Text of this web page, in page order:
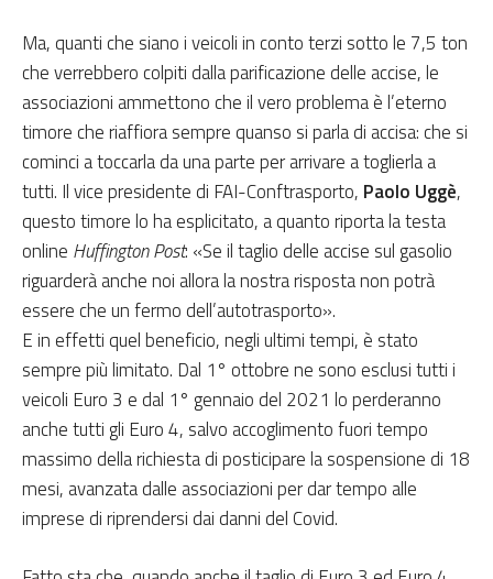
Ma, quanti che siano i veicoli in conto terzi sotto le 7,5 ton
che verrebbero colpiti dalla parificazione delle accise, le
associazioni ammettono che il vero problema è l’eterno
timore che riaffiora sempre quanso si parla di accisa: che si
cominci a toccarla da una parte per arrivare a toglierla a
tutti. Il vice presidente di FAI-Conftrasporto, Paolo Uggè,
questo timore lo ha esplicitato, a quanto riporta la testa
online Huffington Post: «Se il taglio delle accise sul gasolio
riguarderà anche noi allora la nostra risposta non potrà
essere che un fermo dell’autotrasporto».
E in effetti quel beneficio, negli ultimi tempi, è stato
sempre più limitato. Dal 1° ottobre ne sono esclusi tutti i
veicoli Euro 3 e dal 1° gennaio del 2021 lo perderanno
anche tutti gli Euro 4, salvo accoglimento fuori tempo
massimo della richiesta di posticipare la sospensione di 18
mesi, avanzata dalle associazioni per dar tempo alle
imprese di riprendersi dai danni del Covid.